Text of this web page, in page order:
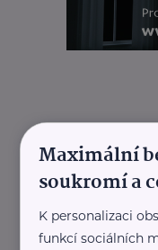
Související
Maximální
soukromí a
K personalizaci
funkcí sociálních